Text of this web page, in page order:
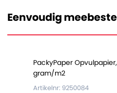
Daarnaast is het deels
gerecycelde papiervezels. Zo
ook duurzaam
Het papier is verkrijgbaar per
Eenvoudig
PackyPaper
gram/m2
Artikelnr: 9250084